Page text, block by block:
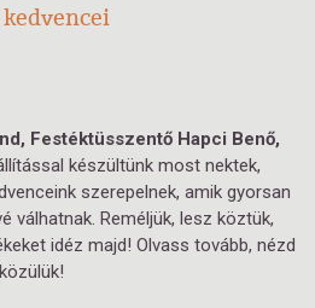
Festéktüsszentő Hapci Benő,
készültünk most nektek,
szerepelnek, amik gyorsan
válhatnak. Reméljük, lesz köztük,
idéz majd! Olvass tovább, nézd